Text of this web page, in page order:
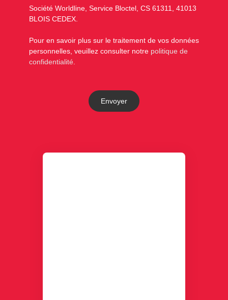
Société Worldline, Service Bloctel, CS 61311, 41013
BLOIS CEDEX.
Pour en savoir plus sur le traitement de vos données
personnelles, veuillez consulter notre politique de
confidentialité.
Envoyer